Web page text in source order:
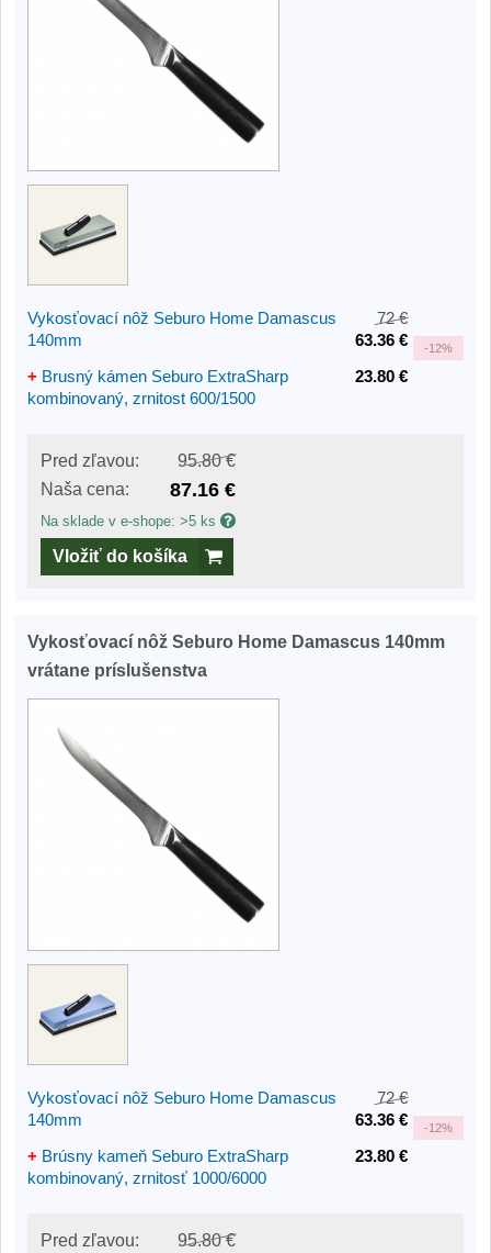
Vykosťovací nôž Seburo Home Damascus
140mm
72 €
63.36 €
-12%
+ Brusný kámen Seburo ExtraSharp
kombinovaný, zrnitost 600/1500
23.80 €
Pred zľavou:
95.80 €
Naša cena:
87.16 €
Na sklade v e-shope: >5 ks
Vložiť do košíka
Vykosťovací nôž Seburo Home Damascus 140mm
vrátane príslušenstva
Vykosťovací nôž Seburo Home Damascus
140mm
72 €
63.36 €
-12%
+ Brúsny kameň Seburo ExtraSharp
kombinovaný, zrnitosť 1000/6000
23.80 €
Pred zľavou: 95.80 €